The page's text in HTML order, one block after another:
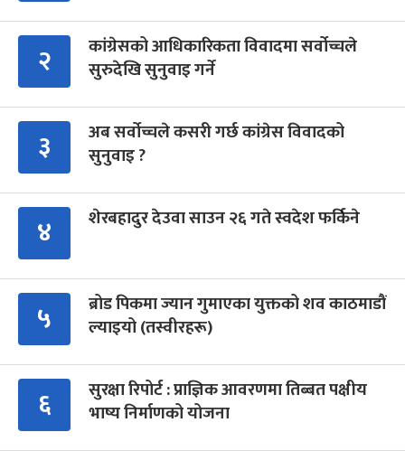
२
कांग्रेसको आधिकारिकता विवादमा सर्वोच्चले
सुरुदेखि सुनुवाइ गर्ने
३
अब सर्वोच्चले कसरी गर्छ कांग्रेस विवादको
सुनुवाइ ?
४ शेरबहादुर देउवा साउन २६ गते स्वदेश फर्किने
५
ब्रोड पिकमा ज्यान गुमाएका युक्तको शव काठमाडौं
ल्याइयो (तस्वीरहरू)
६
सुरक्षा रिपोर्ट : प्राज्ञिक आवरणमा तिब्बत पक्षीय
भाष्य निर्माणको योजना